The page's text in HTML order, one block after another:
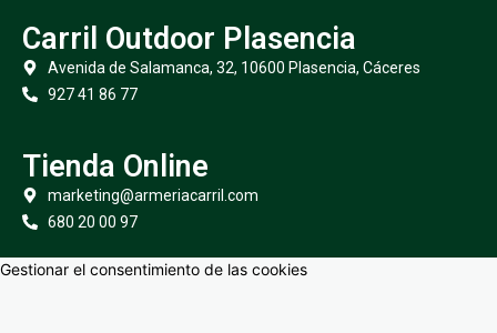
Carril Outdoor Plasencia
Avenida de Salamanca, 32, 10600 Plasencia, Cáceres
927 41 86 77
Tienda Online
marketing@armeriacarril.com
680 20 00 97
Gestionar el consentimiento de las cookies